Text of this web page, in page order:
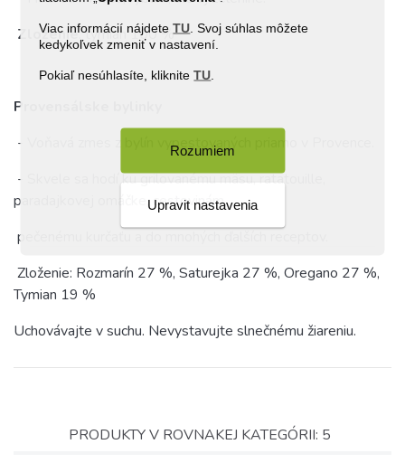
Viac informácií nájdete TU . Svoj súhlas môžete
kedykoľvek zmeniť v nastavení.
Pokiaľ nesúhlasíte, klikniteTU
Rozumiem
Upravit nastavenia
Zloženie: tymian 100 %
Provensálske bylinky
- Voňavá zmes z bylín vypestovaných priamo v Provence.
- Skvele sa hodí ku grilovanému mäsu, ratatouille,
paradajkovej omáčke, cestovinám,
pečenému kurčaťu a do mnohých ďalších receptov.
Zloženie: Rozmarín 27 %, Saturejka 27 %, Oregano 27 %,
Tymian 19 %
Uchovávajte v suchu. Nevystavujte slnečnému žiareniu.
PRODUKTY V ROVNAKEJ KATEGÓRII: 5